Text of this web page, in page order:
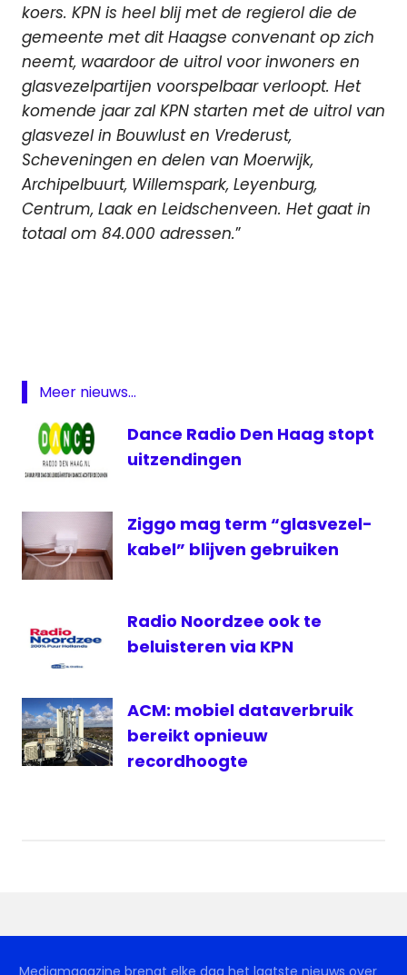
koers. KPN is heel blij met de regierol die de
gemeente met dit Haagse convenant op zich
neemt, waardoor de uitrol voor inwoners en
glasvezelpartijen voorspelbaar verloopt. Het
komende jaar zal KPN starten met de uitrol van
glasvezel in Bouwlust en Vrederust,
Scheveningen en delen van Moerwijk,
Archipelbuurt, Willemspark, Leyenburg,
Centrum, Laak en Leidschenveen. Het gaat in
totaal om 84.000 adressen.”
KPN
Dutch
Fiber
T-
Meer nieuws...
Dance Radio Den Haag stopt
uitzendingen
Ziggo mag term “glasvezel-
kabel” blijven gebruiken
Radio Noordzee ook te
beluisteren via KPN
ACM: mobiel dataverbruik
bereikt opnieuw
recordhoogte